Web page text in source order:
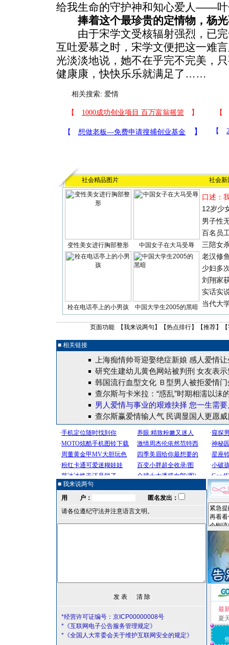
给我生命的守护神和知心爱人——叶
捧着这个最珍贵的定情物，杨
由于宋学文受核辐射强烈，已完
互吐爱慕之时，宋学文便把这一难
光淡淡地说，她不在乎完不完美，
健康康，快快乐乐就满足了……
相关搜索: 爱情
社会精品图片 社会新
变性美女进行胸部整形 中国女子在大马受辱
栓在电话亭上的小男孩 中国大学生2005的黑暗
口述：
12岁少
男子性
百名员
三陪女
老汉修
少妇多
刘翔家
实话实
当代大
页面功能 【我来说两句 】【热点排行】【推荐】【
■ 相关链接
上海痴情帅哥迎娶绝症新娘 感人爱情
研究生建幼儿黄色网站被判刑 女友表
韩国流行血型文化 Ｂ型男人被拒爱情
查尔斯与卡米拉：“惑乱”时期相濡以沫
男人爱情与事业的艰难抉择 您一生需
查尔斯赢爱情输人气 民调显国人更愿
■ 我来说两句
用 户：
匿名发出：
请各位遵纪守法并注意语言文明。
*经营许可证编号：京ICP00000008号
*《互联网电子公告服务管理规定》
*《全国人大常委会关于维护互联网安全的规定》
最
夏